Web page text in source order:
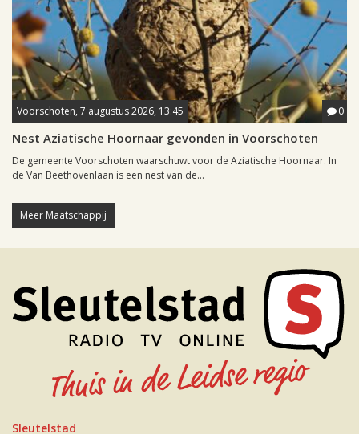
Voorschoten, 7 augustus 2026, 13:45 0
Nest Aziatische Hoornaar gevonden in Voorschoten
De gemeente Voorschoten waarschuwt voor de Aziatische Hoornaar. In
de Van Beethovenlaan is een nest van de...
Meer Maatschappij
Sleutelstad